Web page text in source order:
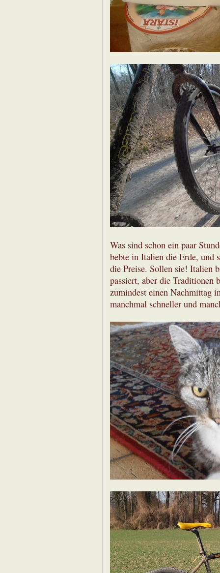
Was sind schon ein paar
bebte in Italien die Erde, und
die Preise. Sollen sie! Italien
passiert, aber die Traditionen
zumindest einen Nachmittag
manchmal schneller und